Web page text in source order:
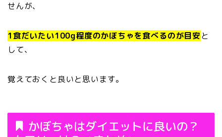
せんが、
1食だいたい100g程度のかぼちゃを食べるのが目安と
して、
覚えておくと良いと思います。
かぼちゃはダイエットに良いの？